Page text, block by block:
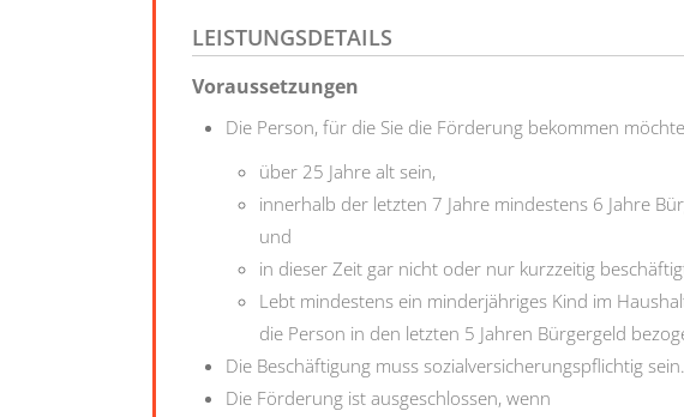
LEISTUNGSDETAILS
Voraussetzungen
Die Person, für die Sie die Förderung bekommen
über 25 Jahre alt sein,
innerhalb der letzten 7 Jahre mindestens 6 Jahre
und
in dieser Zeit gar nicht oder nur kurzzeitig beschäftigt
Lebt mindestens ein minderjähriges Kind im
die Person in den letzten 5 Jahren Bürgergeld
Die Beschäftigung muss sozialversicherungspflichtig sein.
Die Förderung ist ausgeschlossen, wenn